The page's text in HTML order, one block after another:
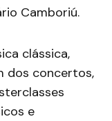
Camboriú.
clássica,
dos concertos,
e